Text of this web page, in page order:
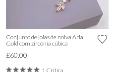
Conjunto de joias de noiva Aria
Gold com zircónia cúbica
£60.00
1 Crítica